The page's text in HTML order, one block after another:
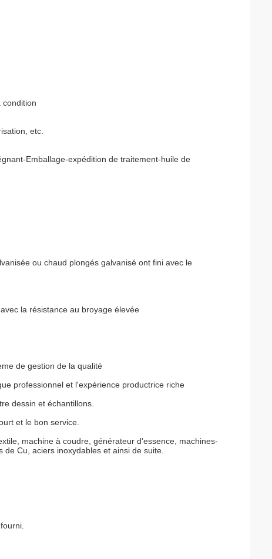
condition
etc.
Emballage-expédition de traitement-huile de
ou chaud plongés galvanisé ont fini avec le
la résistance au broyage élevée
de gestion de la qualité
professionnel et l'expérience productrice riche
dessin et échantillons.
et le bon service.
machine à coudre, générateur d'essence, machines-
Cu, aciers inoxydables et ainsi de suite.